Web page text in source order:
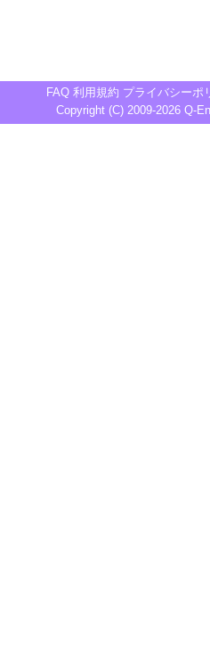
FAQ 利用規約 プライバシーポ
Copyright (C) 2009-2026 Q-